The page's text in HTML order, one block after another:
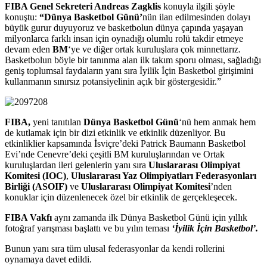
FIBA Genel Sekreteri Andreas Zagklis konuyla ilgili şöyle
konuştu: “Dünya Basketbol Günü’nün ilan edilmesinden dolayı
büyük gurur duyuyoruz ve basketbolun dünya çapında yaşayan
milyonlarca farklı insan için oynadığı olumlu rolü takdir etmeye
devam eden BM‘ye ve diğer ortak kuruluşlara çok minnettarız.
Basketbolun böyle bir tanınma alan ilk takım sporu olması, sağladığı
geniş toplumsal faydaların yanı sıra İyilik İçin Basketbol girişimini
kullanmanın sınırsız potansiyelinin açık bir göstergesidir.”
FIBA, yeni tanıtılan Dünya Basketbol Günü‘nü hem anmak hem
de kutlamak için bir dizi etkinlik ve etkinlik düzenliyor. Bu
etkinliklier kapsamında İsviçre’deki Patrick Baumann Basketbol
Evi’nde Cenevre’deki çeşitli BM kuruluşlarından ve Ortak
kuruluşlardan ileri gelenlerin yanı sıra Uluslararası Olimpiyat
Komitesi (IOC), Uluslararası Yaz Olimpiyatları Federasyonları
Birliği (ASOIF) ve Uluslararası Olimpiyat Komitesi’nden
konuklar için düzenlenecek özel bir etkinlik de gerçekleşecek.
FIBA Vakfı aynı zamanda ilk Dünya Basketbol Günü için yıllık
fotoğraf yarışması başlattı ve bu yılın teması ‘İyilik İçin Basketbol’.
Bunun yanı sıra tüm ulusal federasyonlar da kendi rollerini
oynamaya davet edildi.